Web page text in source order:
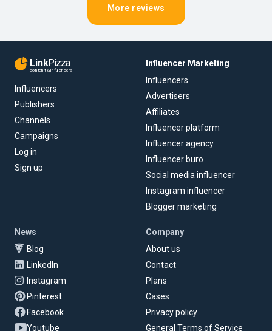
More reviews
LinkPizza
content & influencers
Influencers
Publishers
Channels
Campaigns
Log in
Sign up
Influencer Marketing
Influencers
Advertisers
Affiliates
Influencer platform
Influencer agency
Influencer buro
Social media influencer
Instagram influencer
Blogger marketing
News
Blog
LinkedIn
Instagram
Pinterest
Facebook
Youtube
Company
About us
Contact
Plans
Cases
Privacy policy
General Terms of Service